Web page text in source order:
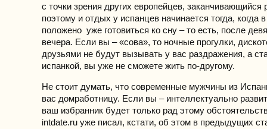
с точки зрения других европейцев, заканчивающийся
поэтому и отдых у испанцев начинается тогда, когда
положено уже готовиться ко сну – то есть, после
вечера. Если вы – «сова», то ночные прогулки,
друзьями не будут вызывать у вас раздражения, а
испанкой, вы уже не сможете жить по-другому.
Не стоит думать, что современные мужчины из
вас домработницу. Если вы – интеллектуально
ваш избранник будет только рад этому
intdate.ru уже писал, кстати, об этом в предыдущих